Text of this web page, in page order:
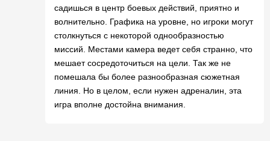
садишься в центр боевых действий, приятно и
волнительно. Графика на уровне, но игроки могут
столкнуться с некоторой однообразностью
миссий. Местами камера ведет себя странно, что
мешает сосредоточиться на цели. Так же не
помешала бы более разнообразная сюжетная
линия. Но в целом, если нужен адреналин, эта
игра вполне достойна внимания.